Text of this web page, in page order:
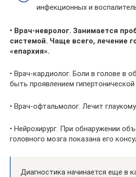
инфекционных и
• Врач-невролог. Занимается
системой. Чаще всего, лечение
«епархия».
• Врач-кардиолог. Боли в голове в
быть проявлением гипертонической
• Врач-офтальмолог. Лечит глаукому.
• Нейрохирург. При обнаружении
головного мозга показана его
Диагностика начинается еще в